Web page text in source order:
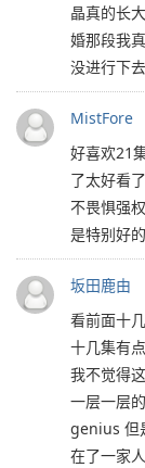
晶真的长
婚那段我
没进行下
MistFore
好喜欢21
了太好看
不畏惧强
是特别好
坂田鹿由
看前面十
十几集有
我不觉得
一层一层
genius 但
在了一家